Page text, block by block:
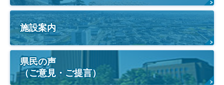
施設案内
県民の声
（ご意見・ご提言）